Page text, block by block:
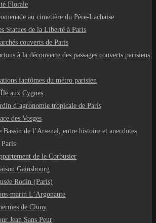
Florale
au cimetière du Père-Lachaise
Statues de la Liberté à Paris
couverts de Paris
à la découverte des passages couverts parisiens
fantômes du métro parisien
aux Cygnes
d’agronomie tropicale de Paris
des Vosges
Bassin de l’Arsenal, entre histoire et anecdotes
Paris
de le Corbusier
Gainsbourg
Rodin (Paris)
marin L’Argonaute
de Cluny
Jean Sans Peur